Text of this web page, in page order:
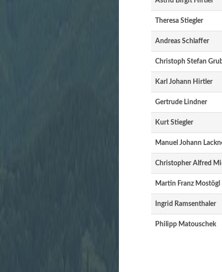
Theresa Stiegler
Andreas Schlaffer
Christoph Stefan
Karl Johann Hirtler
Gertrude Lindner
Kurt Stiegler
Manuel Johann
Christopher Alfred
Martin Franz Mostögl
Ingrid Ramsenthaler
Philipp Matouschek